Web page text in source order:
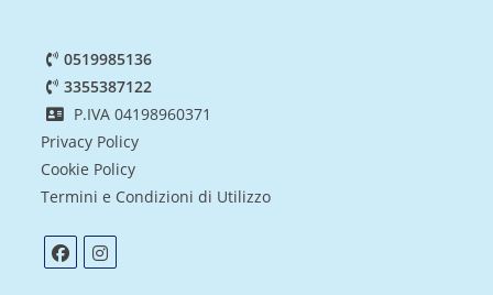
0519985136
3355387122
P.IVA 04198960371
Privacy Policy
Cookie Policy
Termini e Condizioni di Utilizzo